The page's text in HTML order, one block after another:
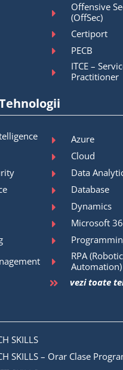
Offensive
(OffSec)
Certiport
PECB
ITCE –
Practitioner
Azure
Cloud
Data
Database
Dynamics
Microsoft
RPA
Automation)
vezi toate
SKILLS
SKILLS – Orar Clase